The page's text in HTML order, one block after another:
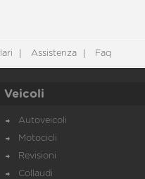
Assistenza Faq
Veicoli
Autoveicoli
Motocicli
Revisioni
Collaudi